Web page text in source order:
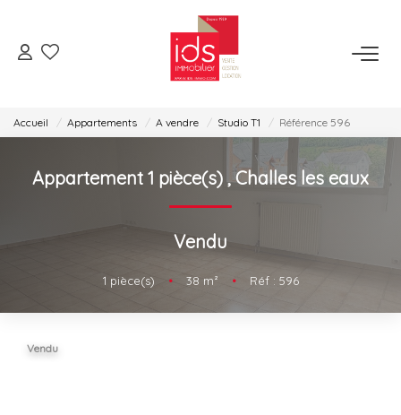
Je Veux Acheter
Je Veux Vendre
Espace Opérations Immobilières
ESPACE LOCATION
Accueil Appartements A vendre Studio T1 Référence 596
Appartement 1 pièce(s),Challes les eaux
Vendu
1 pièce(s) • 38 m² • Réf : 596
Vendu